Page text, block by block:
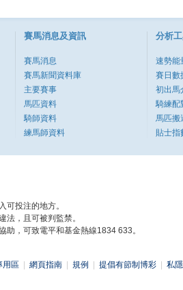
賽馬消息及資訊
賽馬消息
賽馬新聞資料庫
主要賽事
馬匹資料
騎師資料
練馬師資料
分析
速勢能
賽日數
初出馬
騎練配
馬匹搬
貼士指
可投注的地方。
法，且可被判監禁。
助，可致電平和基金熱線1834 633。
用區 網頁指南 規例 提倡有節制博彩 私